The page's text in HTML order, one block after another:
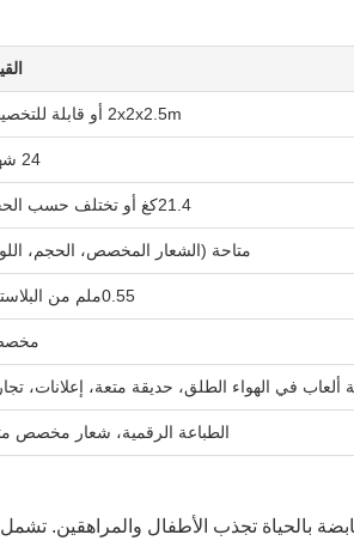
2x2x2.5m أو قابلة للتخصيص
24 شهراً
21.4كغ أو تختلف حسب الحجم
متاحة (الشعار المخصص، الحجم،
0.55ملم من البلاستيك
ألعاب في الهواء الطلق، حديقة متعة، إعلانات،
الطباعة الرقمية، شعار مخصص
بالحياة تجذب الأطفال والمراهقين. تشمل